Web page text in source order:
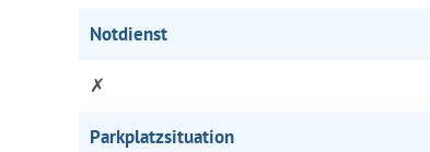
Notdienst
✗
Parkplatzsituation